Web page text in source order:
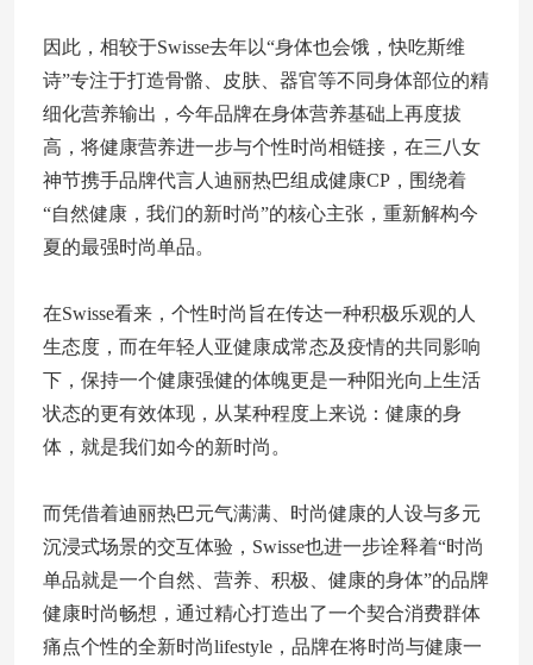
因此，相较于Swisse去年以“身体也会饿，快吃斯维
诗”专注于打造骨骼、皮肤、器官等不同身体部位的精
细化营养输出，今年品牌在身体营养基础上再度拔
高，将健康营养进一步与个性时尚相链接，在三八女
神节携手品牌代言人迪丽热巴组成健康CP，围绕着
“自然健康，我们的新时尚”的核心主张，重新解构今
夏的最强时尚单品。
在Swisse看来，个性时尚旨在传达一种积极乐观的人
生态度，而在年轻人亚健康成常态及疫情的共同影响
下，保持一个健康强健的体魄更是一种阳光向上生活
状态的更有效体现，从某种程度上来说：健康的身
体，就是我们如今的新时尚。
而凭借着迪丽热巴元气满满、时尚健康的人设与多元
沉浸式场景的交互体验，Swisse也进一步诠释着“时尚
单品就是一个自然、营养、积极、健康的身体”的品牌
健康时尚畅想，通过精心打造出了一个契合消费群体
痛点个性的全新时尚lifestyle，品牌在将时尚与健康一